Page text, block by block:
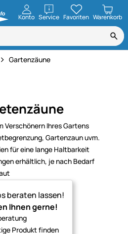
Konto ServiceöffnenFavoriten Warenkorb
Gartenzäune
Verschönern Ihres Gartens
Gartenzaun uvm.
für eine lange Haltbarkeit
erhältlich, je nach Bedarf
beraten lassen!
Ihnen gerne!
Produkt finden